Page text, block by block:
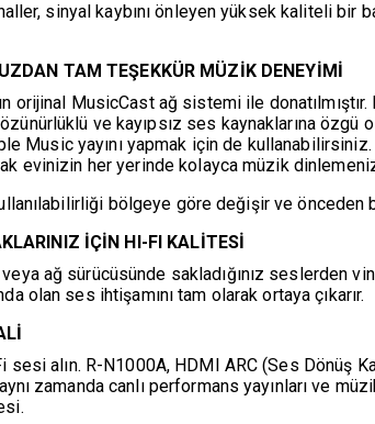
sinyal kaybını önleyen yüksek kaliteli
TAM TEŞEKKÜR MÜZİK DENEYİMİ
orijinal MusicCast ağ sistemi ile
ve kayıpsız ses kaynaklarına
Music yayını yapmak için de
evinizin her yerinde kolayca müzik
bölgeye göre değişir ve
İÇİN HI-FI KALİTESİ
ağ sürücüsünde sakladığınız seslerden
olan ses ihtişamını tam olarak ortaya çıkarır.
alın. R-N1000A, HDMI ARC (Ses Dönüş
zamanda canlı performans yayınları ve